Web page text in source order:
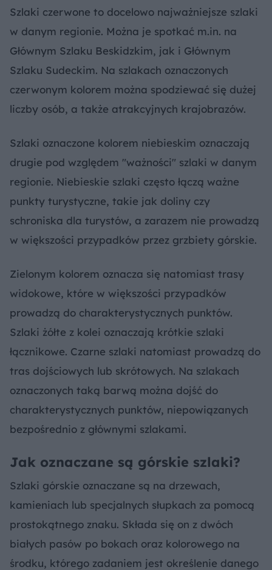
Szlaki czerwone to docelowo najważniejsze szlaki
w danym regionie. Można je spotkać m.in. na
Głównym Szlaku Beskidzkim, jak i Głównym
Szlaku Sudeckim. Na szlakach oznaczonych
czerwonym kolorem można spodziewać się dużej
liczby osób, a także atrakcyjnych krajobrazów.
Szlaki oznaczone kolorem niebieskim oznaczają
drugie pod względem "ważności" szlaki w danym
regionie. Niebieskie szlaki często łączą ważne
punkty turystyczne, takie jak doliny czy
schroniska dla turystów, a zarazem nie prowadzą
w większości przypadków przez grzbiety górskie.
Zielonym kolorem oznacza się natomiast trasy
widokowe, które w większości przypadków
prowadzą do charakterystycznych punktów.
Szlaki żółte z kolei oznaczają krótkie szlaki
łącznikowe. Czarne szlaki natomiast prowadzą do
tras dojściowych lub skrótowych. Na szlakach
oznaczonych taką barwą można dojść do
charakterystycznych punktów, niepowiązanych
bezpośrednio z głównymi szlakami.
Jak oznaczane są górskie szlaki?
Szlaki górskie oznaczane są na drzewach,
kamieniach lub specjalnych słupkach za pomocą
prostokątnego znaku. Składa się on z dwóch
białych pasów po bokach oraz kolorowego na
środku, którego zadaniem jest określenie danego